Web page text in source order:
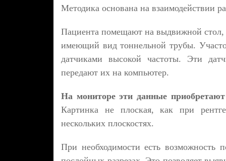
Методика основана на взаимодействии
Пациента помещают на выдвижной стол,
имеющий вид тоннельной трубы.
датчиками высокой частоты. Эти
передают их на компьютер.
На мониторе эти данные приобретают
Картинка не плоская, как при
нескольких плоскостях.
При необходимости есть возможность